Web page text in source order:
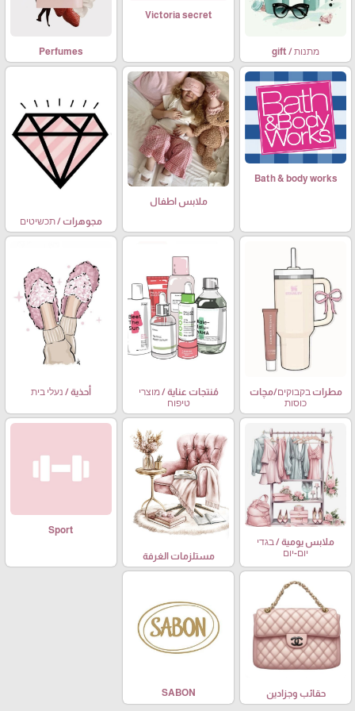
מתנות / gift
Victoria secret
Perfumes
Bath & body works
ملابس اطفال
مجوهرات / תכשיטים
مطرات בקבוקים/مچات
כוסות
مُنتجات عناية / מוצרי
טיפוח
أحذية / נעלי בית
ملابس يومية / בגדי
יום-יום
مستلزمات الغرفة
Sport
حقائب وجزادين SABON